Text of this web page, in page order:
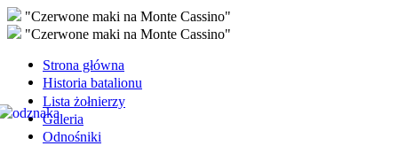
"Czerwone maki na Monte Cassino"
"Czerwone maki na Monte Cassino"
Strona główna
Historia batalionu
Lista żołnierzy
Galeria
Odnośniki